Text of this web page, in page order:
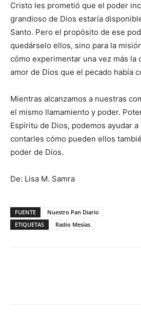
Cristo les prometió que el poder
grandioso de Dios estaría
Santo. Pero el propósito de ese
quedárselo ellos, sino para la
cómo experimentar una vez más la
amor de Dios que el pecado había
Mientras alcanzamos a nuestras
el mismo llamamiento y poder.
Espíritu de Dios, podemos ayudar
contarles cómo pueden ellos
poder de Dios.
De: Lisa M. Samra
FUENTE
Nuestro Pan Diario
ETIQUETAS
Radio Mesías